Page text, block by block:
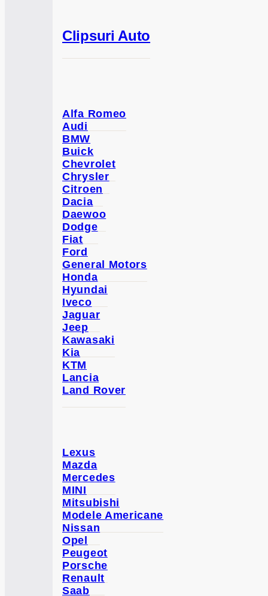
Clipsuri Auto
Alfa Romeo
Audi
BMW
Buick
Chevrolet
Chrysler
Citroen
Dacia
Daewoo
Dodge
Fiat
Ford
General Motors
Honda
Hyundai
Iveco
Jaguar
Jeep
Kawasaki
Kia
KTM
Lancia
Land Rover
Lexus
Mazda
Mercedes
MINI
Mitsubishi
Modele Americane
Nissan
Opel
Peugeot
Porsche
Renault
Saab